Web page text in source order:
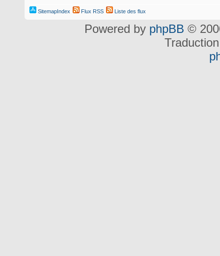
SitemapIndex Flux RSS Liste des flux
Powered by phpBB ©